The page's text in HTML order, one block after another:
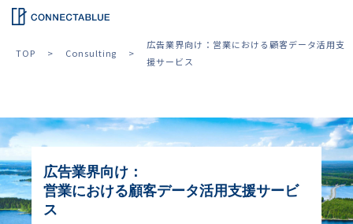
TOP Consulting
広告業界向け：営業における顧客データ活用支
援サービス
広告業界向け：
営業における顧客データ活用支援サービ
ス